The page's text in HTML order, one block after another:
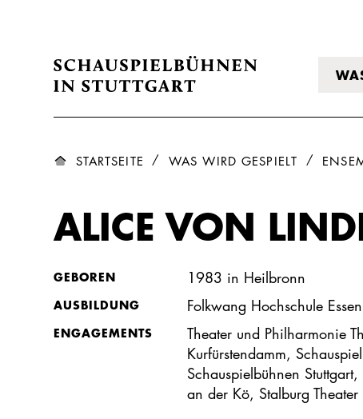
STARTSEITE WAS WIRD GESPIELT
ALICE VON
GEBOREN 1983 in Heilbronn
AUSBILDUNG Folkwang Hochschule Essen
ENGAGEMENTS
Theater und Philharmonie
Kurfürstendamm,
Schauspielbühnen
an der Kö, Stalburg Theater